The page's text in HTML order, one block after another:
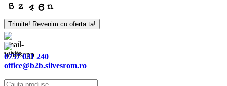
Trimite! Revenim cu oferta ta!
0757 031 240
office@b2b.silvesrom.ro